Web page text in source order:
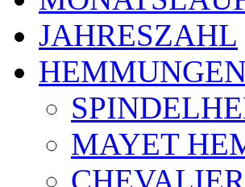
JAHRESZAHL
MAYET